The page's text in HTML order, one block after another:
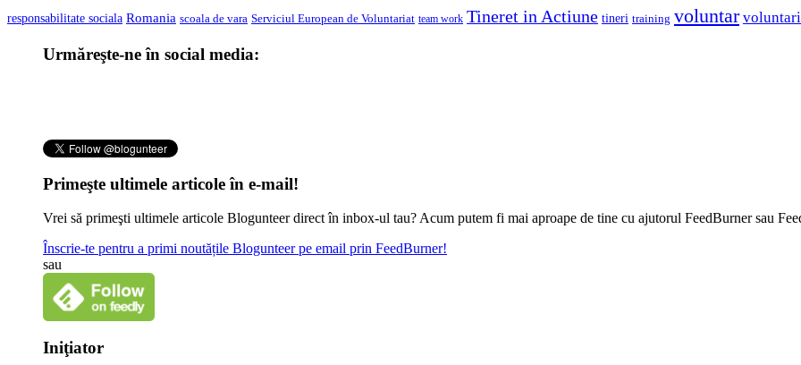
responsabilitate sociala Romania scoala de vara Serviciul European de Voluntariat team work Tineret in Actiune tineri training voluntar voluntari
Urmăreşte-ne în social media:
Primeşte ultimele articole în e-mail!
Vrei să primeşti ultimele articole Blogunteer direct în inbox-ul tau? Acum putem fi mai aproape de tine cu ajutorul FeedBurner sau
Înscrie-te pentru a primi noutățile Blogunteer pe email prin FeedBurner!
sau
Iniţiator